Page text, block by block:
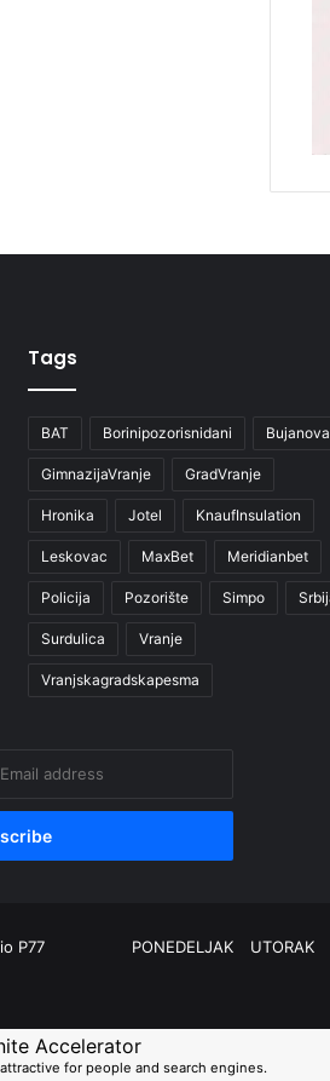
Tags
BAT Borinipozorisnidani
GimnazijaVranje GradVranje
Hronika Jotel KnaufInsulation
Leskovac MaxBet Meridianbet
Policija Pozorište Simpo
Surdulica Vranje
Vranjskagradskapesma
P77 PONEDELJAK UTORAK
Accelerator
for people and search engines.